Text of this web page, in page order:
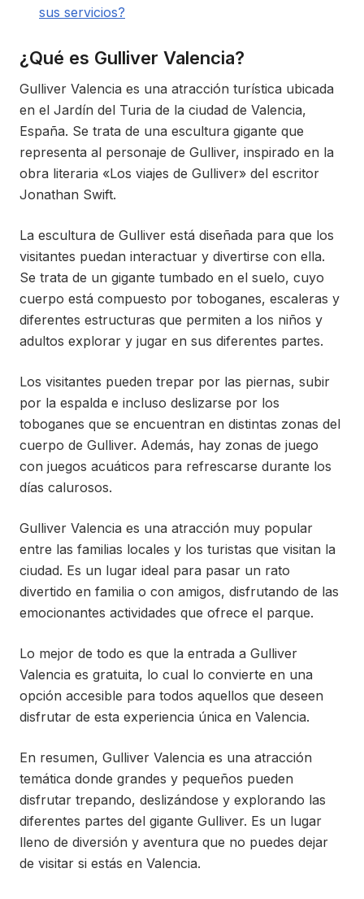
sus servicios?
¿Qué es Gulliver Valencia?
Gulliver Valencia es una atracción turística ubicada
en el Jardín del Turia de la ciudad de Valencia,
España. Se trata de una escultura gigante que
representa al personaje de Gulliver, inspirado en la
obra literaria «Los viajes de Gulliver» del escritor
Jonathan Swift.
La escultura de Gulliver está diseñada para que los
visitantes puedan interactuar y divertirse con ella.
Se trata de un gigante tumbado en el suelo, cuyo
cuerpo está compuesto por toboganes, escaleras y
diferentes estructuras que permiten a los niños y
adultos explorar y jugar en sus diferentes partes.
Los visitantes pueden trepar por las piernas, subir
por la espalda e incluso deslizarse por los
toboganes que se encuentran en distintas zonas del
cuerpo de Gulliver. Además, hay zonas de juego
con juegos acuáticos para refrescarse durante los
días calurosos.
Gulliver Valencia es una atracción muy popular
entre las familias locales y los turistas que visitan la
ciudad. Es un lugar ideal para pasar un rato
divertido en familia o con amigos, disfrutando de las
emocionantes actividades que ofrece el parque.
Lo mejor de todo es que la entrada a Gulliver
Valencia es gratuita, lo cual lo convierte en una
opción accesible para todos aquellos que deseen
disfrutar de esta experiencia única en Valencia.
En resumen, Gulliver Valencia es una atracción
temática donde grandes y pequeños pueden
disfrutar trepando, deslizándose y explorando las
diferentes partes del gigante Gulliver. Es un lugar
lleno de diversión y aventura que no puedes dejar
de visitar si estás en Valencia.